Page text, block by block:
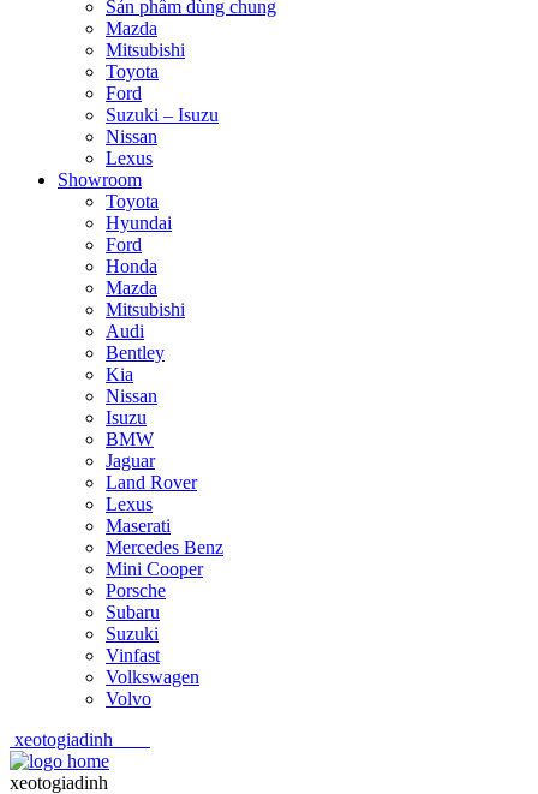
Sản phẩm dùng chung
Mazda
Mitsubishi
Toyota
Ford
Suzuki – Isuzu
Nissan
Lexus
Showroom
Toyota
Hyundai
Ford
Honda
Mazda
Mitsubishi
Audi
Bentley
Kia
Nissan
Isuzu
BMW
Jaguar
Land Rover
Lexus
Maserati
Mercedes Benz
Mini Cooper
Porsche
Subaru
Suzuki
Vinfast
Volkswagen
Volvo
xeotogiadinh
Skip
to
Skip
to
xeotogiadinh